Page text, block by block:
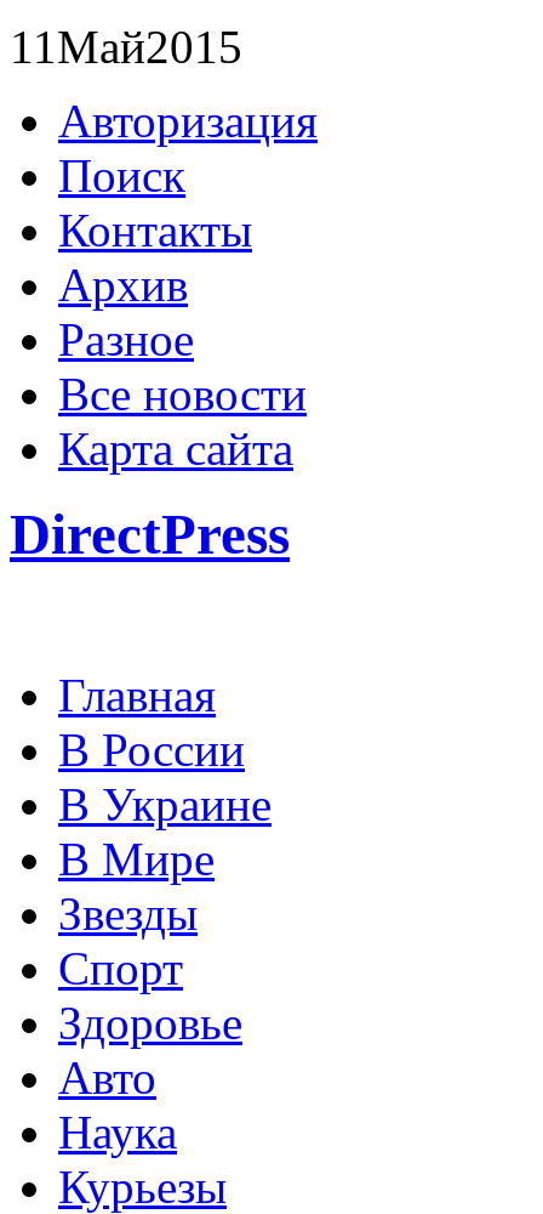
11Май2015
Авторизация
Поиск
Контакты
Архив
Разное
Все новости
Карта сайта
DirectPress
Главная
В России
В Украине
В Мире
Звезды
Спорт
Здоровье
Авто
Наука
Курьезы